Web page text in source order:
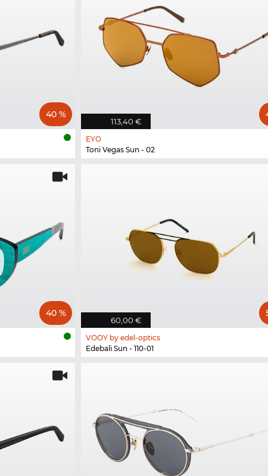
40 %
113,40 €
EYO
Toni Vegas Sun - 02
40 %
60,00 €
VOOY by edel-optics
Edebali Sun - 110-01